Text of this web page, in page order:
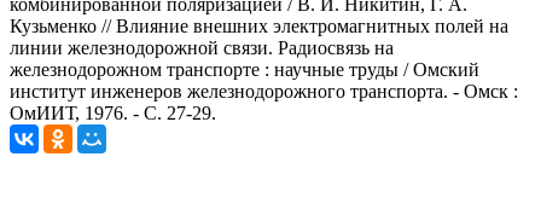
Кузьменко // Влияние внешних электромагнитных полей на
линии железнодорожной связи. Радиосвязь на
железнодорожном транспорте : научные труды / Омский
институт инженеров железнодорожного транспорта. - Омск :
ОмИИТ, 1976. - С. 27-29.